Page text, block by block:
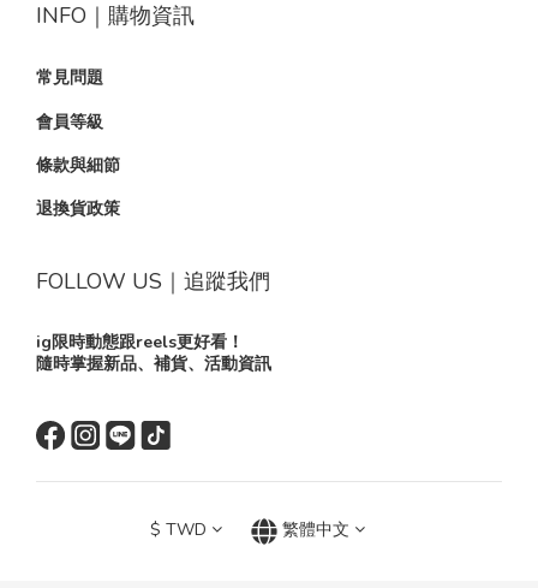
INFO｜購物資訊
常見問題
會員等級
條款與細節
退換貨政策
FOLLOW US｜追蹤我們
ig限時動態跟reels更好看！
隨時掌握新品、補貨、活動資訊
$ TWD 繁體中文